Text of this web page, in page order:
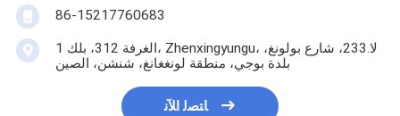
86-15217760683
الغرفة 312، بلك 1، Zhenxingyungu، لا.233، شارع بولونغ،
بلدة بوجي، منطقة لونغغانغ، شنشن، الصين
ﺎﺘﺼﻟ ﺍﻶﻧ